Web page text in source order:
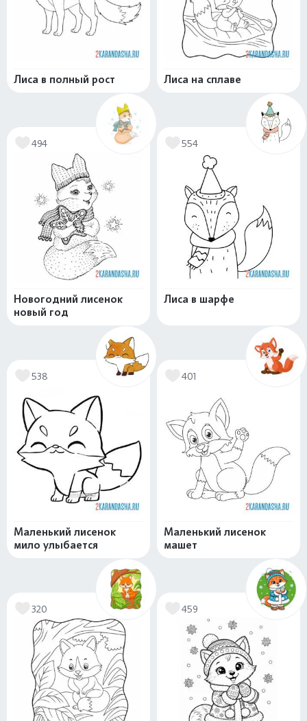
Лиса в полный рост Лиса на сплаве
494
Новогодний лисенок
новый год
554
Лиса в шарфе
538
Маленький лисенок
мило улыбается
401
Маленький лисенок
машет
320 459